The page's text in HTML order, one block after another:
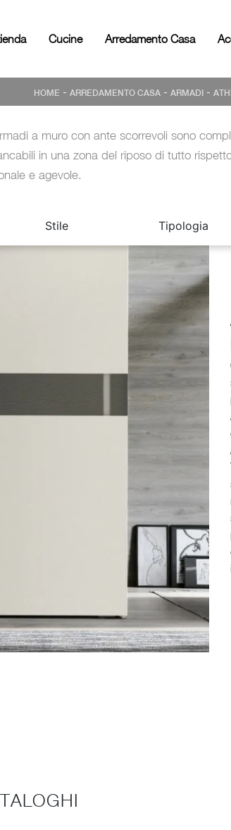
Cucine Arredamento Casa
HOME - ARREDAMENTO CASA - ARMADI -
a muro con ante scorrevoli sono
in una zona del riposo di tutto
e agevole.
Stile Tipologia